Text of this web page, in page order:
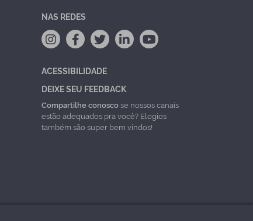
NAS REDES
ACESSIBILIDADE
DEIXE SEU FEEDBACK
Compartilhe conoscose nossos canais
estão adequados pra você? Elogios
também são super bem vindos!